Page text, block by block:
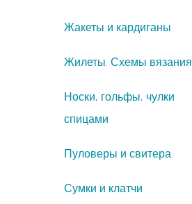
Жакеты и кардиганы
Жилеты. Схемы вязания
Носки, гольфы, чулки
спицами
Пуловеры и свитера
Сумки и клатчи